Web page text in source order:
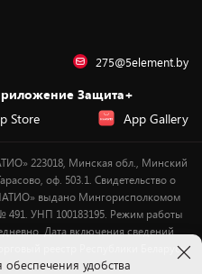
275@5element.by
Защита+
Store App Gallery
223018, Минская обл., Минский
оф. 503.1. Свидетельство о
выдано Мингорисполкомом
491. УНП 100183195. Режим работы
Дата включения сведений
реестр Республики Беларусь
удобства